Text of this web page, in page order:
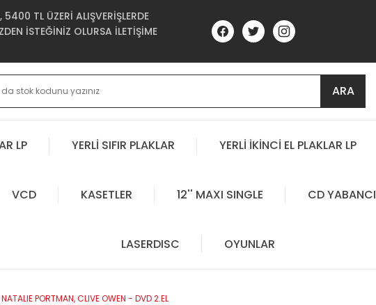
TL ÜZERİ ALIŞVERİŞLERDE
İSTEĞİNİZ OLURSA İLETİŞİME
ARA
LP YERLİ SIFIR PLAKLAR YERLİ İKİNCİ EL PLAKLAR LP
VCD KASETLER 12'' MAXI SINGLE CD YABANCI
LASERDISC OYUNLAR
PORTMAN, CLIVE OWEN - DVD 2.EL